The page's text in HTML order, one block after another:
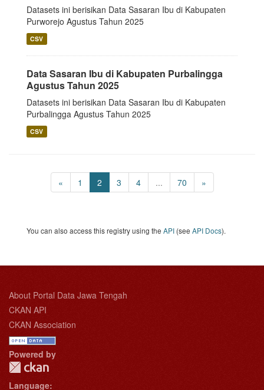
Datasets ini berisikan Data Sasaran Ibu di Kabupaten
Purworejo Agustus Tahun 2025
CSV
Data Sasaran Ibu di Kabupaten Purbalingga
Agustus Tahun 2025
Datasets ini berisikan Data Sasaran Ibu di Kabupaten
Purbalingga Agustus Tahun 2025
CSV
« 1 2 3 4 ... 70 »
You can also access this registry using the API (see API Docs).
About Portal Data Jawa Tengah
CKAN API
CKAN Association
Powered by
Language